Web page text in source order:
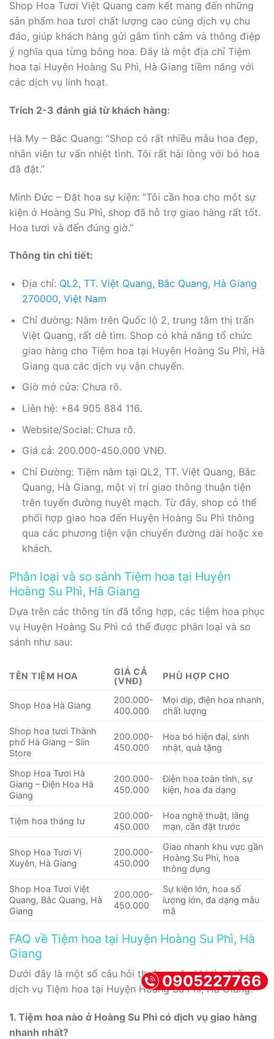
Shop Hoa Tươi Việt Quang cam kết mang đến những
sản phẩm hoa tươi chất lượng cao cùng dịch vụ chu
đáo, giúp khách hàng gửi gắm tình cảm và thông điệp
ý nghĩa qua từng bông hoa. Đây là một địa chỉ Tiệm
hoa tại Huyện Hoàng Su Phì, Hà Giang tiềm năng với
các dịch vụ linh hoạt.
Trích 2-3 đánh giá từ khách hàng:
Hà My – Bắc Quang: “Shop có rất nhiều mẫu hoa đẹp,
nhân viên tư vấn nhiệt tình. Tôi rất hài lòng với bó hoa
đã đặt.”
Minh Đức – Đặt hoa sự kiện: “Tôi cần hoa cho một sự
kiện ở Hoàng Su Phì, shop đã hỗ trợ giao hàng rất tốt.
Hoa tươi và đến đúng giờ.”
Thông tin chi tiết:
Địa chỉ: QL2, TT. Việt Quang, Bắc Quang, Hà Giang
270000, Việt Nam
Chỉ đường: Nằm trên Quốc lộ 2, trung tâm thị trấn
Việt Quang, rất dễ tìm. Shop có khả năng tổ chức
giao hàng cho Tiệm hoa tại Huyện Hoàng Su Phì, Hà
Giang qua các dịch vụ vận chuyển.
Giờ mở cửa: Chưa rõ.
Liên hệ: +84 905 884 116.
Website/Social: Chưa rõ.
Giá cả: 200.000-450.000 VNĐ.
Chỉ Đường: Tiệm nằm tại QL2, TT. Việt Quang, Bắc
Quang, Hà Giang, một vị trí giao thông thuận tiện
trên tuyến đường huyết mạch. Từ đây, shop có thể
phối hợp giao hoa đến Huyện Hoàng Su Phì thông
qua các phương tiện vận chuyển đường dài hoặc xe
khách.
Phân loại và so sánh Tiệm hoa tại Huyện
Hoàng Su Phì, Hà Giang
Dựa trên các thông tin đã tổng hợp, các tiệm hoa phục
vụ Huyện Hoàng Su Phì có thể được phân loại và so
sánh như sau:
TÊN TIỆM HOA
GIÁ CẢ
(VNĐ)
PHÙ HỢP CHO
Shop Hoa Hà Giang
200.000-
400.000
Mọi dịp, điện hoa nhanh,
chất lượng
Shop hoa tươi Thành
phố Hà Giang – Siin
Store
200.000-
450.000
Hoa bó hiện đại, sinh
nhật, quà tặng
Shop Hoa Tươi Hà
Giang – Điện Hoa Hà
Giang
200.000-
450.000
Điện hoa toàn tỉnh, sự
kiện, hoa đa dạng
Tiệm hoa tháng tư
200.000-
450.000
Hoa nghệ thuật, lãng
mạn, cần đặt trước
Shop Hoa Tươi Vị
Xuyên, Hà Giang
200.000-
450.000
Giao nhanh khu vực gần
Hoàng Su Phì, hoa
thông dụng
Shop Hoa Tươi Việt
Quang, Bắc Quang, Hà
Giang
200.000-
450.000
Sự kiện lớn, hoa số
lượng lớn, đa dạng mẫu
mã
FAQ về Tiệm hoa tại Huyện Hoàng Su Phì, Hà
Giang
Dưới đây là một số câu hỏi thường gặp khi tìm kiếm
dịch vụ Tiệm hoa tại Huyện Hoàng Su Phì, Hà Giang:
1. Tiệm hoa nào ở Hoàng Su Phì có dịch vụ giao hàng
nhanh nhất?
0905227766